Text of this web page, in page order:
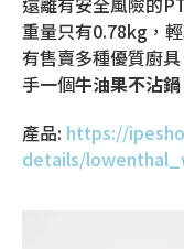
重量只有0.78kg，
有售賣多種優質廚
手一個牛油果不沾鍋
產品: https://
details/